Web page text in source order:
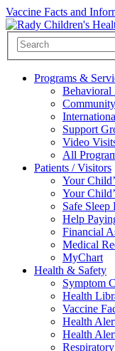
Vaccine Facts and
Programs &
Behavioral
Support
Video
All
Patients / Visitors
Your
Your
Safe Sleep
Help
Financial
Medical
MyChart
Health & Safety
Symptom
Health
Vaccine
Health
Health